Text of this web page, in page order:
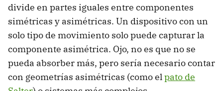
divide en partes iguales entre componentes
simétricas y asimétricas. Un dispositivo con un
solo tipo de movimiento solo puede capturar la
componente asimétrica. Ojo, no es que no se
pueda absorber más, pero sería necesario contar
con geometrías asimétricas (como elpato de